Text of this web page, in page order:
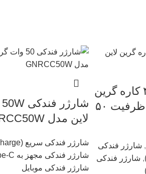
شارژر فندکی ۴ کاره گرین
لاین مدل ۴in1 ظرفیت ۵۰
, شارژر فندکی
, شارژر فندکی
لاین مدل GNRCC50W
شارژر فندکی سریع (Fast Charge)
شارژر فندکی مجهز به Type-C
شارژر فندکی موبایل